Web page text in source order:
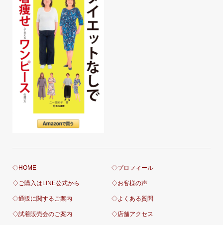
◇HOME
◇ご購入はLINE公式から
◇通販に関するご案内
◇試着販売会のご案内
◇プロフィール
◇お客様の声
◇よくある質問
◇店舗アクセス